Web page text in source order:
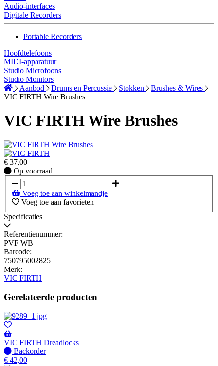
Audio-interfaces
Digitale Recorders
Portable Recorders
Hoofdtelefoons
MIDI-apparatuur
Studio Microfoons
Studio Monitors
Aanbod
Drums en Percussie Stokken
Brushes & Wires
VIC FIRTH Wire Brushes
VIC FIRTH Wire Brushes
€ 37,00
Op
voorraad
Op voorraad
Voeg toe aan winkelmandje
Voeg toe aan favorieten
Specificaties
Referentienummer:
PVF WB
Barcode:
750795002825
Merk:
VIC FIRTH
Gerelateerde producten
VIC FIRTH Dreadlocks
Niet
op
Backorder
€ 42,00